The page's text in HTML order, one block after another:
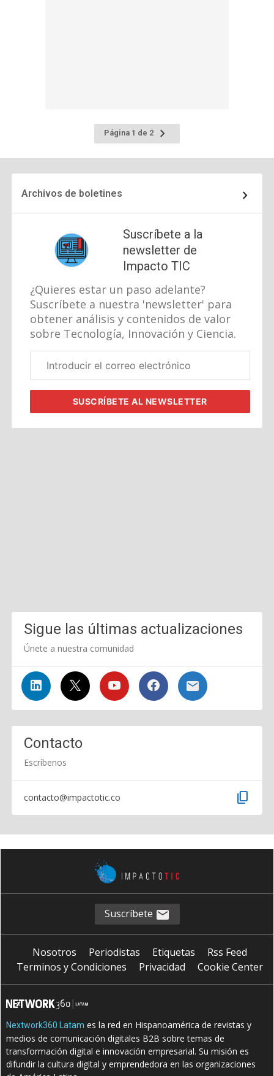
Página 1 de 2
Ir
a
Archivos de boletines
Suscríbete a la
newsletter de
Impacto TIC
¿Quieres estar un paso adelante?
Suscríbete a nuestra 'newsletter' para
obtener análisis y contenidos de valor
sobre Tecnología, Innovación y Ciencia.
electrónico
SUSCRÍBETEAL NEWSLETTER
Sigue las últimas actualizaciones
Únete a nuestra comunidad
Contacto
Escríbenos
contacto@impactotic.co content_copy
Suscríbete
Nosotros Periodistas Etiquetas
Rss Feed
Terminos y Condiciones
Privacidad Cookie Center
Nextwork360 Latam es la red en Hispanoamérica de revistas y
medios de comunicación digitales B2B sobre temas de
transformación digital e innovación empresarial. Su misión es
difundir la cultura digital y emprendedora en las organizaciones